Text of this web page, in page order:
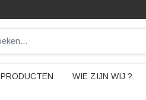
PRODUCTEN WIE ZIJN WIJ ?